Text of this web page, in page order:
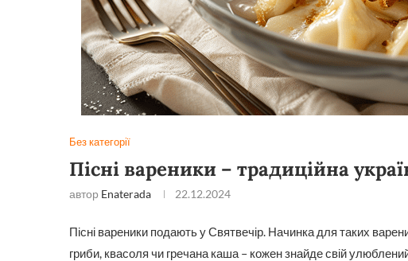
Без категорії
Пісні вареники – традиційна
автор Enaterada 22.12.2024
Пісні вареники подають у Святвечір. Начинка для таких
гриби, квасоля чи гречана каша – кожен знайде свій